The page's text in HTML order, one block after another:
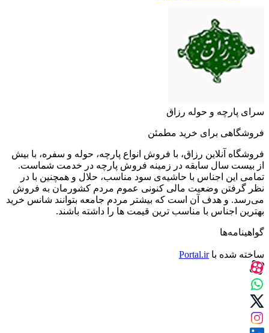
سرای پارچه و حوله رزاق
فروشگاهی برای خرید مطمئن
فروشگاه آنلاین رزاق، با فروش انواع پارچه، حوله و سفره، با بیش
از بیست سال سابقه در زمینه فروش پارچه در خدمت شماست.
تمامی این اجناس با حاشیه‌ی سود مناسب، حلال و همچنین با در
نظر گرفتن وضعیت مالی کنونی عموم مردم کشورمان به فروش
می‌رسد. و هدف آن است که بیشتر مردم جامعه بتوانند شانس خرید
بهترین اجناس با مناسب ترین قیمت ها را داشته باشند.
گواهینامه‌ها
ساخته شده باPortal.ir